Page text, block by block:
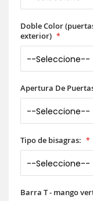
Doble Color
exterior)
Apertura De
Tipo de bisagras:
Barra T - mango